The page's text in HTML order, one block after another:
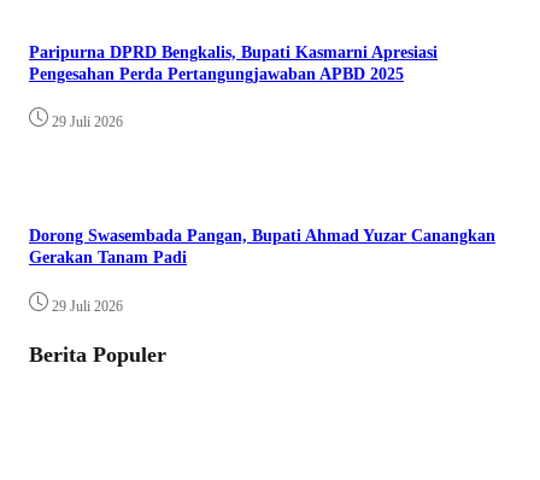
Paripurna DPRD Bengkalis, Bupati Kasmarni Apresiasi
Pengesahan Perda Pertangungjawaban APBD 2025
29 Juli 2026
Dorong Swasembada Pangan, Bupati Ahmad Yuzar Canangkan
Gerakan Tanam Padi
29 Juli 2026
Berita Populer